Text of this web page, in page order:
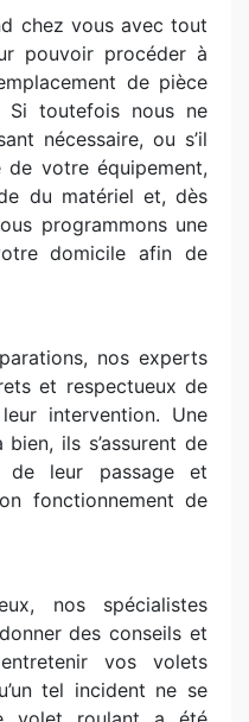
chez vous avec tout
pouvoir procéder à
de pièce
Si toutefois nous ne
nécessaire, ou s’il
de votre équipement,
du matériel et, dès
programmons une
domicile afin de
nos experts
et respectueux de
intervention. Une
ils s’assurent de
de leur passage et
fonctionnement de
nos spécialistes
des conseils et
vos volets
tel incident ne se